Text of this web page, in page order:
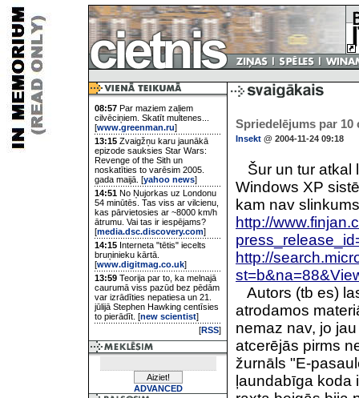
08:57 Par maziem zaļiem
cilvēciņiem. Skatīt multenes...
[www.greenman.ru]
13:15 Zvaigžņu karu jaunākā
epizode sauksies Star Wars:
Revenge of the Sith un
noskatīties to varēsim 2005.
gada maijā. [yahoo news]
14:51 No Ņujorkas uz Londonu
54 minūtēs. Tas viss ar vilcienu,
kas pārvietosies ar ~8000 km/h
ātrumu. Vai tas ir iespējams?
[media.dsc.discovery.com]
14:15 Interneta "tētis" iecelts
bruņinieku kārtā.
[www.digitmag.co.uk]
13:59 Teorija par to, ka melnajā
caurumā viss pazūd bez pēdām
var izrādīties nepatiesa un 21.
jūlijā Stephen Hawking centīsies
to pierādīt. [new scientist]
[RSS]
ADVANCED
Spriedelējums par 10
Insekt @ 2004-11-24 09:18
Šur un tur atkal
Windows XP
kam nav
http://
http://
Autors (tb es)
atrodamos
nemaz nav, jo
atcerējās pirms
žurnāls "E-
ļaundabīga koda